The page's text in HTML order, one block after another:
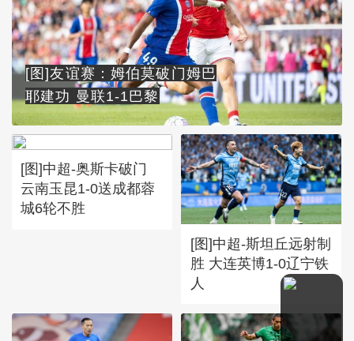
[图]友谊赛：姆伯莫破门姆巴
耶建功 曼联1-1巴黎
[图]中超-奥斯卡破门
云南玉昆1-0送成都蓉
城6轮不胜
[图]中超-斯坦丘远射制
胜 大连英博1-0辽宁铁
人